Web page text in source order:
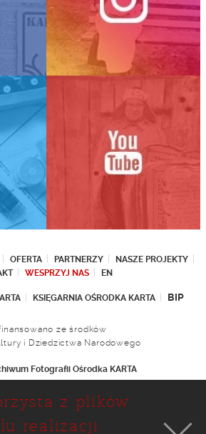
OFERTA PARTNERZY
NASZE PROJEKTY
WESPRZYJ NAS EN
KSIĘGARNIA OŚRODKA KARTA BIP
ze środków
i Dziedzictwa Narodowego
Fotografii Ośrodka KARTA
Ul. Narbutta 29
02-536 Warszawa
tel.: (+48 22) 646 36 90
z plików
realizacji